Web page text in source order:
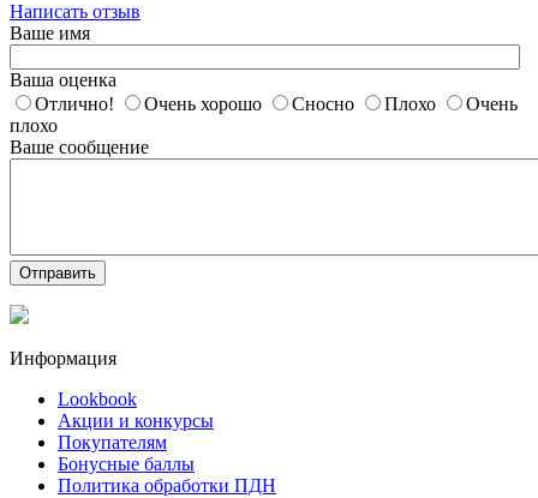
Написать отзыв
Ваше имя
Ваша оценка
Отлично!
Очень хорошо Сносно Плохо
Очень
плохо
Ваше сообщение
Отправить
Информация
Lookbook
Акции и конкурсы
Покупателям
Бонусные баллы
Политика обработки ПДН